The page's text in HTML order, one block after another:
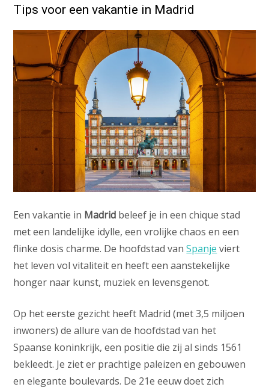
Tips voor een vakantie in Madrid
Een vakantie in Madrid beleef je in een chique stad
met een landelijke idylle, een vrolijke chaos en een
flinke dosis charme. De hoofdstad vanSpanje viert
het leven vol vitaliteit en heeft een aanstekelijke
honger naar kunst, muziek en levensgenot.
Op het eerste gezicht heeft Madrid (met 3,5 miljoen
inwoners) de allure van de hoofdstad van het
Spaanse koninkrijk, een positie die zij al sinds 1561
bekleedt. Je ziet er prachtige paleizen en gebouwen
en elegante boulevards. De 21e eeuw doet zich